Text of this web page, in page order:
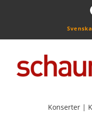
Svenska
Konserter |